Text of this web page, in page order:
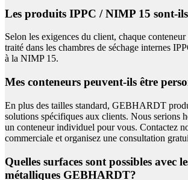
Les produits IPPC / NIMP 15 sont-
Selon les exigences du client, chaque
traité dans les chambres de séchage internes
à la NIMP 15.
Mes conteneurs peuvent-ils être
En plus des tailles standard, GEBHARDT
solutions spécifiques aux clients. Nous serions
un conteneur individuel pour vous. Contactez
commerciale et organisez une consultation
Quelles surfaces sont possibles avec
métalliques GEBHARDT?